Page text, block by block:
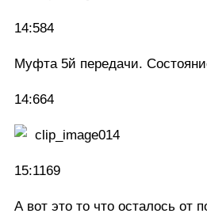
14:584
Муфта 5й передачи.
14:664
15:1169
А вот это то что осталось от